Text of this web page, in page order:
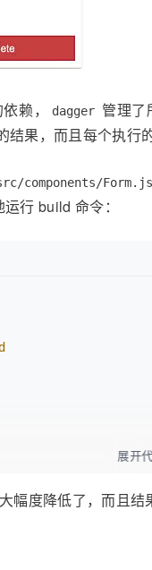
赖， dagger 管理了
结果，而且每个执行
components/Form.js
行 build 命令：
展开
幅度降低了，而且